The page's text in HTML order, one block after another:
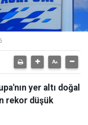
yer altı doğal
rekor düşük